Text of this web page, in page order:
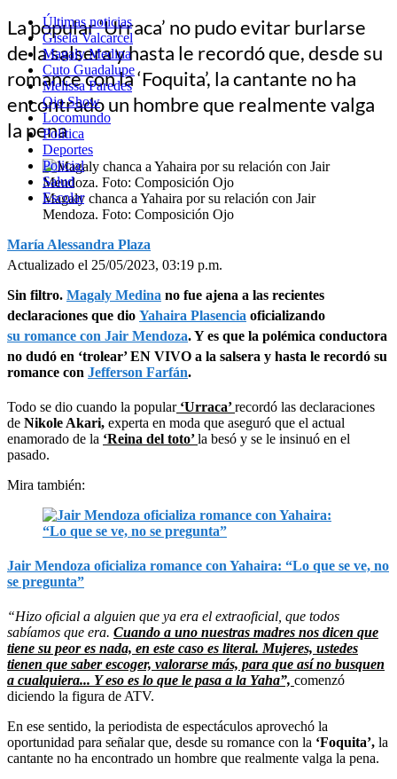
Últimas noticias
Gisela Valcarcel
Magaly Medina
Cuto Guadalupe
Melissa Paredes
Ojo Show
Locomundo
Política
Deportes
Policial
Salud
Escolar
La popular ‘Urraca’ no pudo evitar burlarse
de la salsera y hasta le recordó que, desde su
romance con la ‘Foquita’, la cantante no ha
encontrado un hombre que realmente valga
la pena
Magaly chanca a Yahaira por su relación con Jair
Mendoza. Foto: Composición Ojo
María Alessandra Plaza
Actualizado el 25/05/2023, 03:19 p.m.
Sin filtro. Magaly Medina no fue ajena a las recientes
declaraciones que dio Yahaira Plasencia oficializando
su romance con Jair Mendoza. Y es que la polémica conductora
no dudó en ‘trolear’ EN VIVO a la salsera y hasta le recordó su
romance con Jefferson Farfán.
Todo se dio cuando la popular‘Urraca’recordó las declaraciones
de Nikole Akari, experta en moda que aseguró que el actual
enamorado de la ‘Reina del toto’la besó y se le insinuó en el
pasado.
Mira también:
Jair Mendoza oficializa romance con Yahaira: “Lo que se ve, no
se pregunta”
“Hizo oficial a alguien que ya era el extraoficial, que todos
sabíamos que era. Cuando a uno nuestras madres nos dicen que
tiene su peor es nada, en este caso es literal. Mujeres, ustedes
tienen que saber escoger, valorarse más, para que así no busquen
a cualquiera... Y eso es lo que le pasa a la Yaha”, comenzó
diciendo la figura de ATV.
En ese sentido, la periodista de espectáculos aprovechó la
oportunidad para señalar que, desde su romance con la ‘Foquita’, la
cantante no ha encontrado un hombre que realmente valga la pena.